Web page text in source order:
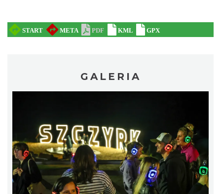
Wakacyjna Potańcówka na Czantorii
Ustroń
Puchar Złotego Gronia
Istebna
2026-08-23
12.28 km
GALERIA